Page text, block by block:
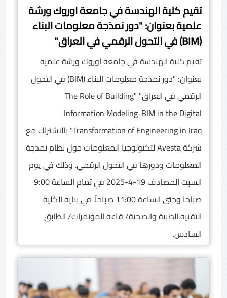
تقيم كلية الهندسة في جامعة اوروك ورشة
علمية بعنوان: "دور نمذجة معلومات البناء
(BIM) في التحول الرقمي في العراق"
تقيم كلية الهندسة في جامعة اوروك ورشة علمية
بعنوان: "دور نمذجة معلومات البناء (BIM) في التحول
الرقمي في العراق" ‏"The Role of Building
Information Modeling-BIM in the Digital
Transformation of Engineering in Iraq" بالاشتراك مع
شركة Avesta لتكنولوجيا المعلومات حول نظام نمذجة
المعلومات ودورها في التحول الرقمي. وذلك في يوم
السبت المصادف 19-4-2025 في تمام الساعة 9:00
صباحا وحتى الساعة 11:00 صباحاً. في بناية الكلية
التقنية الطبية والصحية/ قاعة المؤتمرات/ الطابق
السادس.